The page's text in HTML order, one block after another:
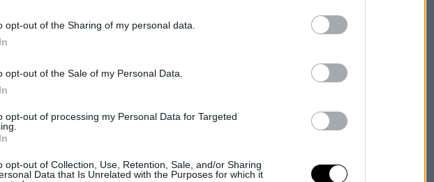
opt-out of the Sharing of my personal data.
opt-out of the Sale of my Personal Data.
opt-out of processing my Personal Data for Targeted
opt-out of Collection, Use, Retention, Sale, and/or Sharing
Data that Is Unrelated with the Purposes for which it
de Los Angeles Lakers